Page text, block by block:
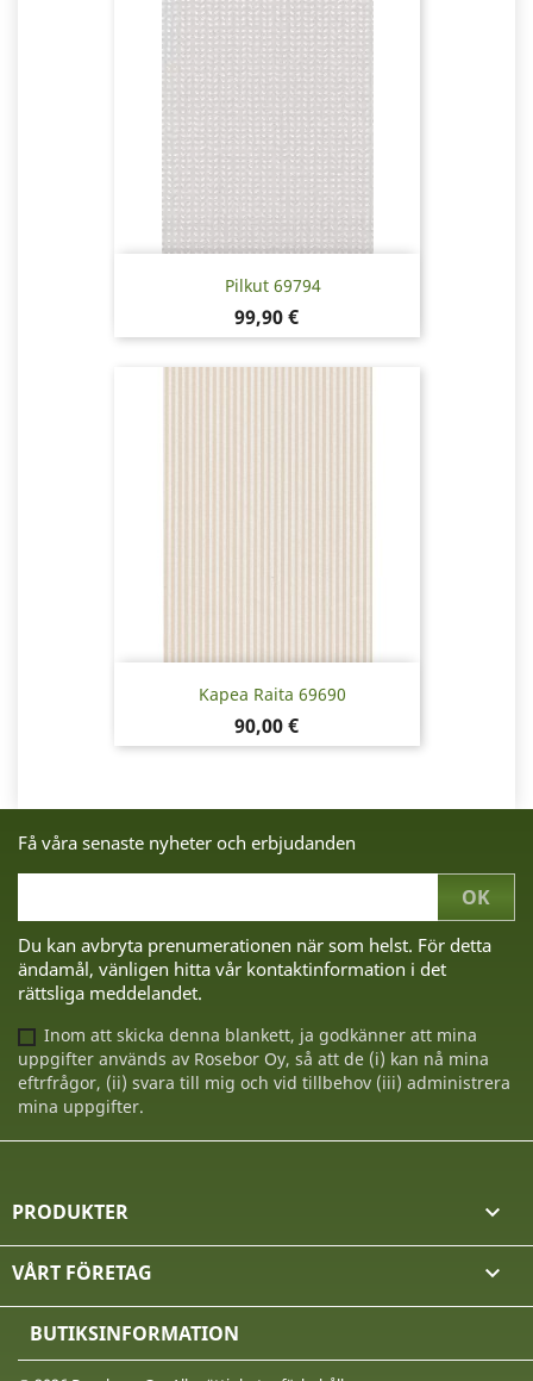
Pilkut 69794
Pris
99,90 €
Kapea Raita 69690
Pris
90,00 €
Få våra senaste nyheter och erbjudanden
Du kan avbryta prenumerationen när som helst. För detta
ändamål, vänligen hitta vår kontaktinformation i det
rättsliga meddelandet.
Inom att skicka denna blankett, ja godkänner att mina
uppgifter används av Rosebor Oy, så att de (i) kan nå mina
eftrfrågor, (ii) svara till mig och vid tillbehov (iii) administrera
mina uppgifter.
PRODUKTER 
VÅRT FÖRETAG 
BUTIKSINFORMATION